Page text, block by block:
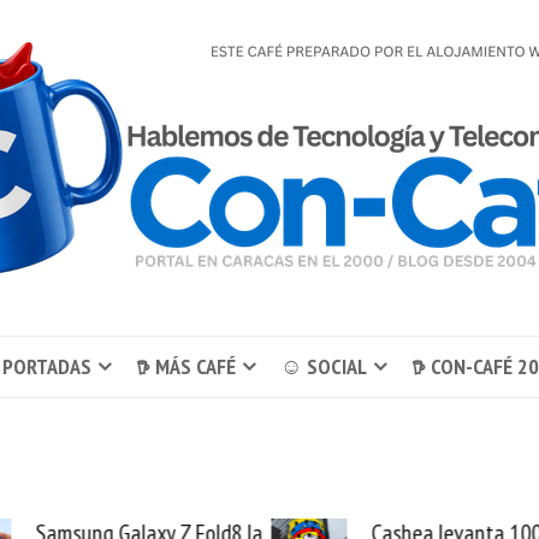
𖠚 MÁS CAFÉ ☺ SOCIAL 𖠚 CON-CAFÉ